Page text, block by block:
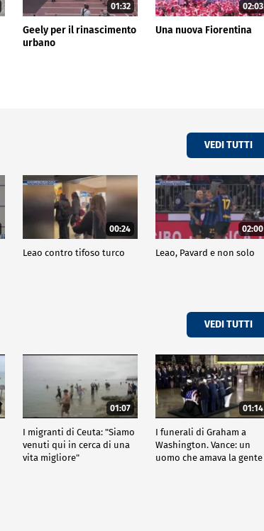
01:32
Geely per il rinascimento
urbano
02:03
Una nuova Fiorentina
VEDI TUTTI
00:24
Leao contro tifoso turco
02:00
Leao, Pavard e non solo
VEDI TUTTI
01:07
I migranti di Ceuta: "Siamo
venuti qui in cerca di una
vita migliore"
01:14
I funerali di Graham a
Washington. Vance: un
uomo che amava la gente